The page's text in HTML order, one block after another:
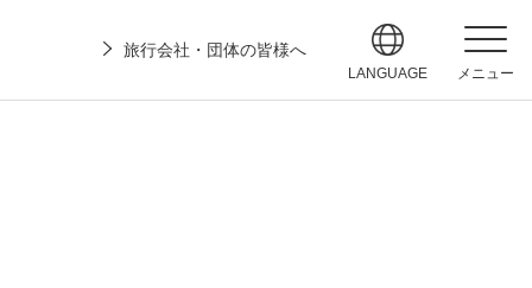
旅行会社・団体の皆様へ
LANGUAGE メニュー